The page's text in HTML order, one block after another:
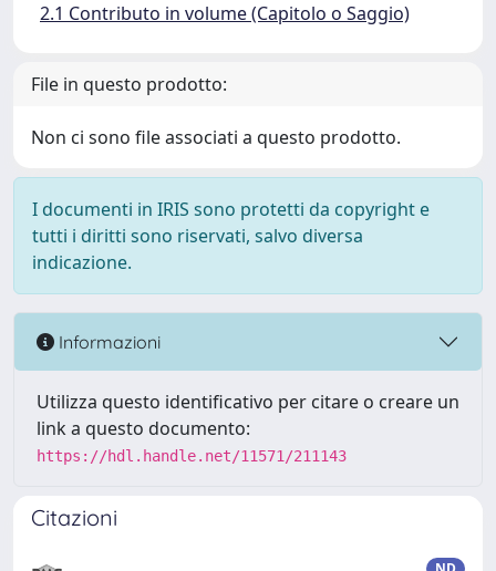
2.1 Contributo in volume (Capitolo o Saggio)
File in questo prodotto:
Non ci sono file associati a questo prodotto.
I documenti in IRIS sono protetti da copyright e
tutti i diritti sono riservati, salvo diversa
indicazione.
Informazioni
Utilizza questo identificativo per citare o creare un
link a questo documento:
https://hdl.handle.net/11571/211143
Citazioni